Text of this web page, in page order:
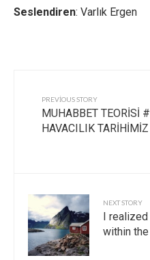
Seslendiren: Varlık Ergen
PREVIOUS STORY
MUHABBET TEORİSİ
HAVACILIK
NEXT STORY
I
within